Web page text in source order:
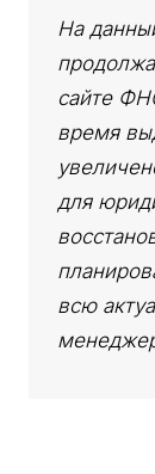
На
сайте
время
для
всю